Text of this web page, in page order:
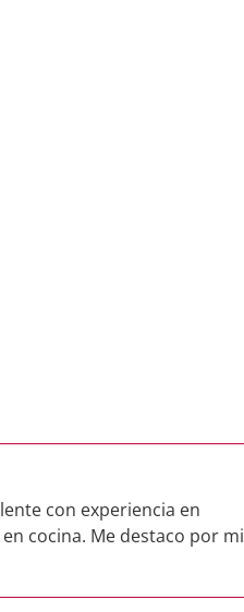
con experiencia en
cocina. Me destaco por mi